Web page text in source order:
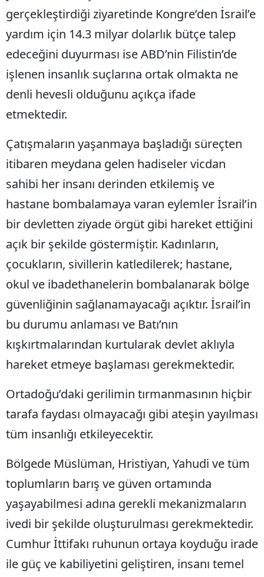
gerçekleştirdiği ziyaretinde Kongre’den İsrail’e
yardım için 14.3 milyar dolarlık bütçe talep
edeceğini duyurması ise ABD’nin Filistin’de
işlenen insanlık suçlarına ortak olmakta ne
denli hevesli olduğunu açıkça ifade
etmektedir.
Çatışmaların yaşanmaya başladığı süreçten
itibaren meydana gelen hadiseler vicdan
sahibi her insanı derinden etkilemiş ve
hastane bombalamaya varan eylemler İsrail’in
bir devletten ziyade örgüt gibi hareket ettiğini
açık bir şekilde göstermiştir. Kadınların,
çocukların, sivillerin katledilerek; hastane,
okul ve ibadethanelerin bombalanarak bölge
güvenliğinin sağlanamayacağı açıktır. İsrail’in
bu durumu anlaması ve Batı’nın
kışkırtmalarından kurtularak devlet aklıyla
hareket etmeye başlaması gerekmektedir.
Ortadoğu’daki gerilimin tırmanmasının hiçbir
tarafa faydası olmayacağı gibi ateşin yayılması
tüm insanlığı etkileyecektir.
Bölgede Müslüman, Hristiyan, Yahudi ve tüm
toplumların barış ve güven ortamında
yaşayabilmesi adına gerekli mekanizmaların
ivedi bir şekilde oluşturulması gerekmektedir.
Cumhur İttifakı ruhunun ortaya koyduğu irade
ile güç ve kabiliyetini geliştiren, insanı temel